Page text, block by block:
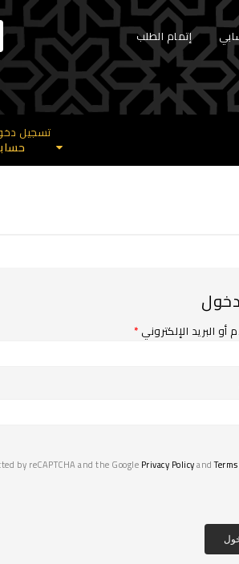
إتمام الطلب
تسجيل
البريد الإلكتروني *
by reCAPTCHA and the Google Privacy Policyand